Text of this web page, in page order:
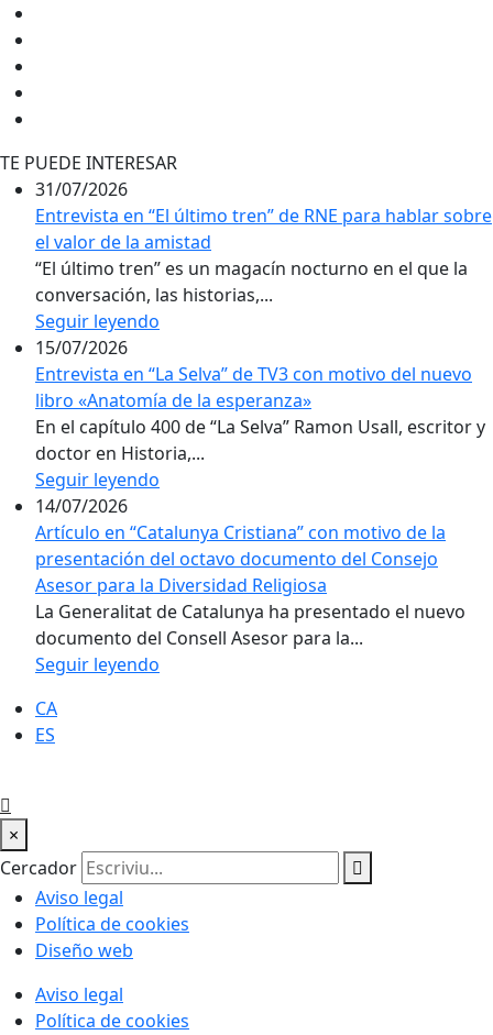
TE PUEDE INTERESAR
31/07/2026
Entrevista en “El último tren” de RNE para hablar sobre
el valor de la amistad
“El último tren” es un magacín nocturno en el que la
conversación, las historias,...
Seguir leyendo
15/07/2026
Entrevista en “La Selva” de TV3 con motivo del nuevo
libro «Anatomía de la esperanza»
En el capítulo 400 de “La Selva” Ramon Usall, escritor y
doctor en Historia,...
Seguir leyendo
14/07/2026
Artículo en “Catalunya Cristiana” con motivo de la
presentación del octavo documento del Consejo
Asesor para la Diversidad Religiosa
La Generalitat de Catalunya ha presentado el nuevo
documento del Consell Asesor para la...
Seguir leyendo
CA
ES
×
Cercador
Aviso legal
Política de cookies
Diseño web
Aviso legal
Política de cookies